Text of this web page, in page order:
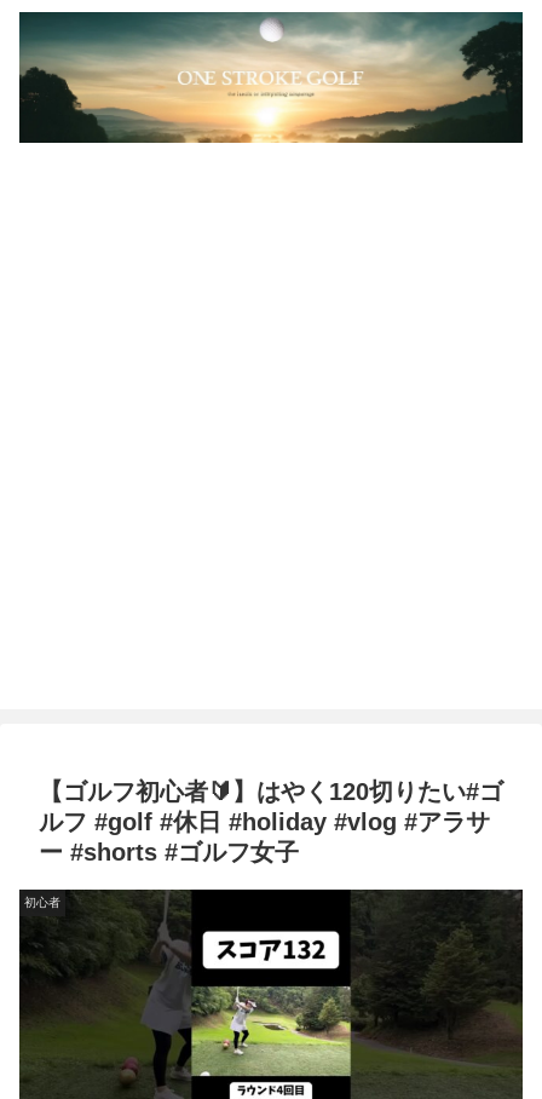
【ゴルフ初心者🔰】はやく120切りたい#ゴ
ルフ #golf #休日 #holiday #vlog #アラサ
ー #shorts #ゴルフ女子
初心者